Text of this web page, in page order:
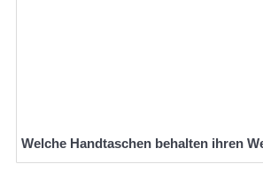
Welche Handtaschen behalten ihren